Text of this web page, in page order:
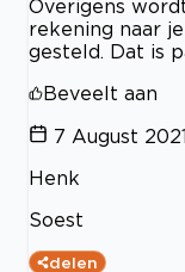
Overigens
rekening naar
gesteld. Dat is
Beveelt aan
7 August 2021
Henk
Soest
delen